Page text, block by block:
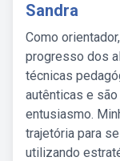
Sandra
Como
progresso dos
técnicas
autênticas e
entusiasmo.
trajetória para
utilizando